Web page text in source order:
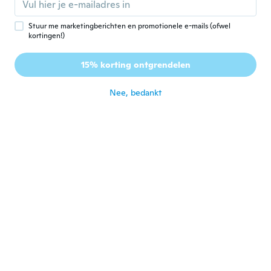
ongeveer 4 jaar geleden
T Lid geworden van 2021 · 4 beoordelingen
Some of the best files I have ever used
Stuur me marketingberichten en promotionele e-mails (ofwel
kortingen!)
15% korting ontgrendelen
Nee, bedankt